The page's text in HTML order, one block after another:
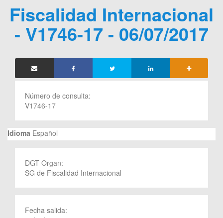
Fiscalidad Internacional
- V1746-17 - 06/07/2017
Número de consulta:
V1746-17
Idioma Español
DGT Organ:
SG de Fiscalidad Internacional
Fecha salida: